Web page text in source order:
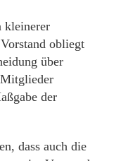
kleinerer
obliegt
über
der
dass auch die